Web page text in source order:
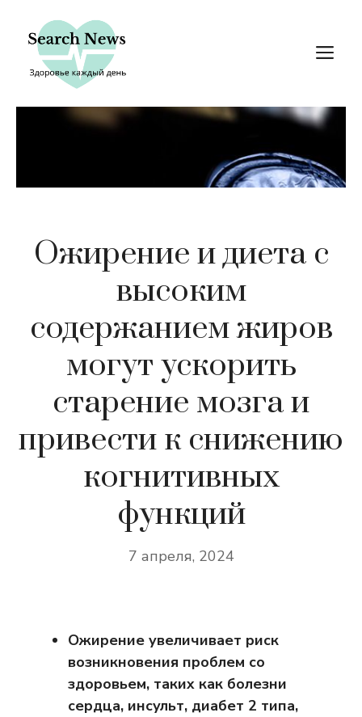
содержимому
Ожирение и диета с
высоким
содержанием жиров
могут ускорить
старение мозга и
привести к снижению
когнитивных
функций
7 апреля, 2024
Ожирение увеличивает риск
возникновения проблем со
здоровьем, таких как болезни
сердца, инсульт, диабет 2 типа,